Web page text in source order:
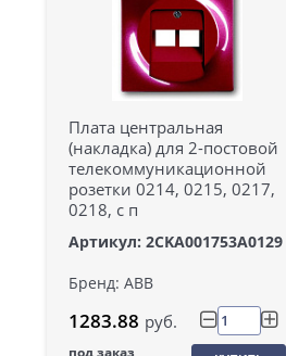
Плата центральная
(накладка) для 2-постовой
телекоммуникационной
розетки 0214, 0215, 0217,
0218, с п
Артикул: 2CKA001753A0129
Бренд: ABB
1283.88 руб.
под заказ